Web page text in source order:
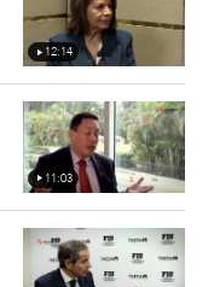
Video
duration
12
14
seconds
12:14
Video
duration
11
3
seconds
11:03